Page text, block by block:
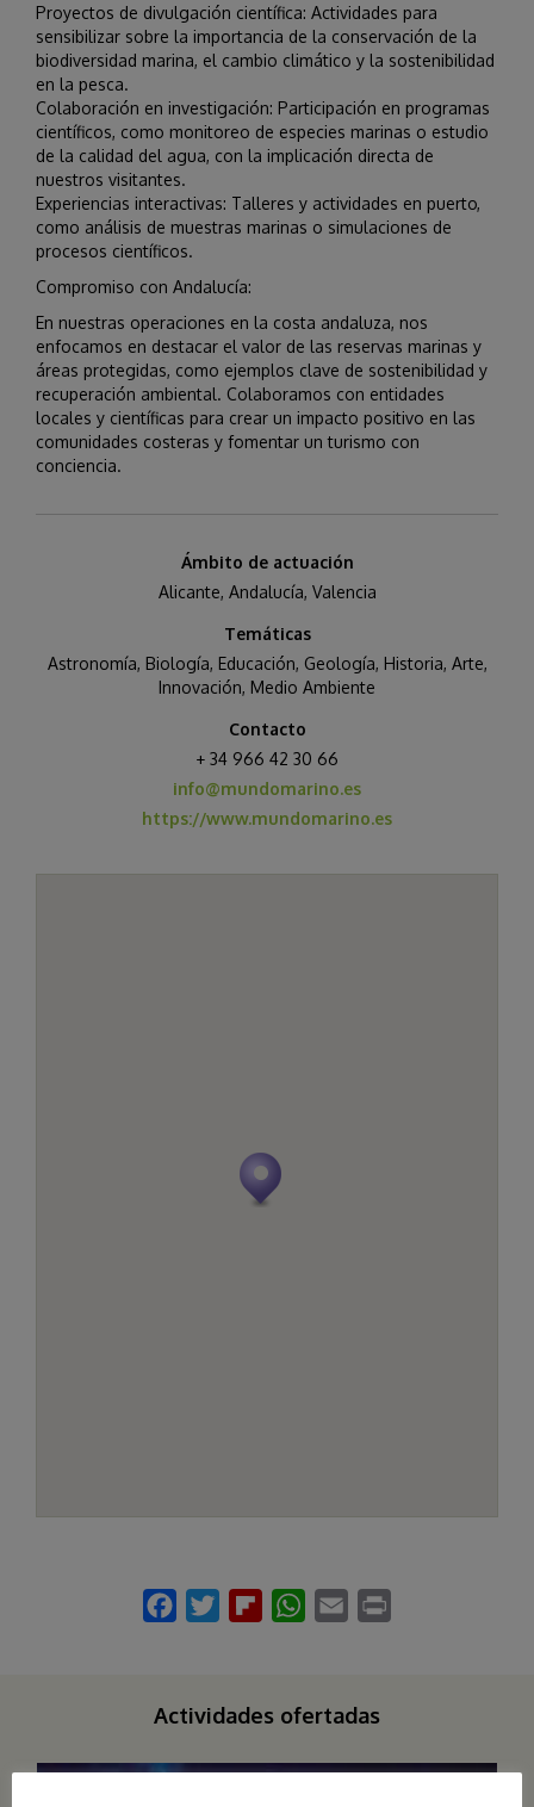
Proyectos de divulgación científica: Actividades para
sensibilizar sobre la importancia de la conservación de la
biodiversidad marina, el cambio climático y la sostenibilidad
en la pesca.
Colaboración en investigación: Participación en programas
científicos, como monitoreo de especies marinas o estudio
de la calidad del agua, con la implicación directa de
nuestros visitantes.
Experiencias interactivas: Talleres y actividades en puerto,
como análisis de muestras marinas o simulaciones de
procesos científicos.
Compromiso con Andalucía:
En nuestras operaciones en la costa andaluza, nos
enfocamos en destacar el valor de las reservas marinas y
áreas protegidas, como ejemplos clave de sostenibilidad y
recuperación ambiental. Colaboramos con entidades
locales y científicas para crear un impacto positivo en las
comunidades costeras y fomentar un turismo con
conciencia.
Ámbito de actuación
Alicante, Andalucía, Valencia
Temáticas
Astronomía, Biología, Educación, Geología, Historia, Arte,
Innovación, Medio Ambiente
Contacto
+ 34 966 42 30 66
info@mundomarino.es
https://www.mundomarino.es
Actividades ofertadas